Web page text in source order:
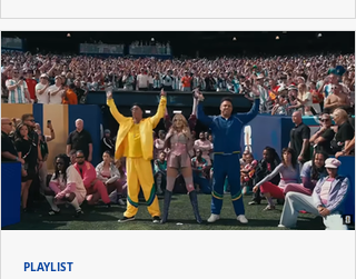
PLAYLIST